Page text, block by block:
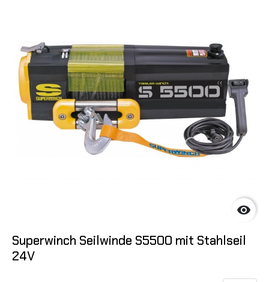

Superwinch Seilwinde S5500 mit Stahlseil
24V